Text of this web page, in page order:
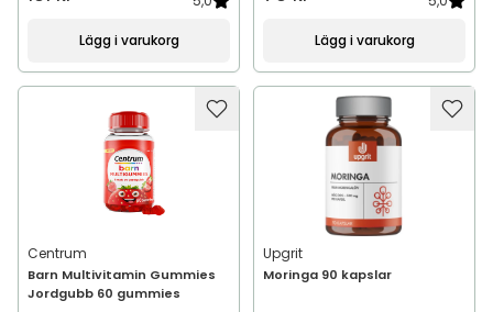
Lägg i varukorg Lägg i varukorg
Centrum
Barn Multivitamin Gummies
Jordgubb 60 gummies
Upgrit
Moringa 90 kapslar